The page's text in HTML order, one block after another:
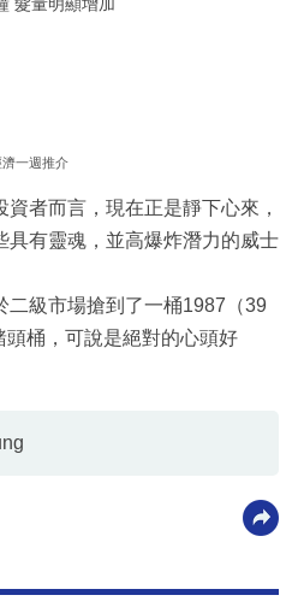
濟一週推介
者而言，現在正是靜下心來，
具有靈魂，並高爆炸潛力的威士
二級市場搶到了一桶1987（39
桶，可說是絕對的心頭好